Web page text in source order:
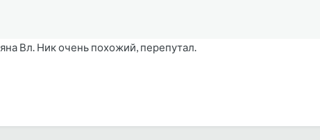
Вл. Ник очень похожий, перепутал.